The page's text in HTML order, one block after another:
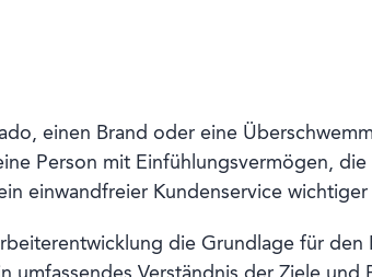
einen Brand oder eine
Person mit Einfühlungsvermögen,
einwandfreier Kundenservice wichtiger
die Grundlage für den